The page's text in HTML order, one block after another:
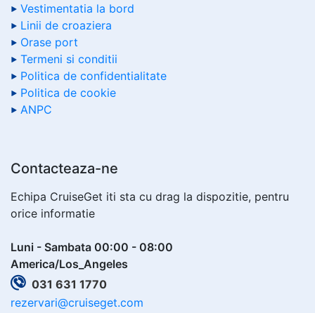
Vestimentatia la bord
Linii de croaziera
Orase port
Termeni si conditii
Politica de confidentialitate
Politica de cookie
ANPC
Contacteaza-ne
Echipa CruiseGet iti sta cu drag la dispozitie, pentru
orice informatie
Luni - Sambata 00:00 - 08:00
America/Los_Angeles
031 631 1770
rezervari@cruiseget.com